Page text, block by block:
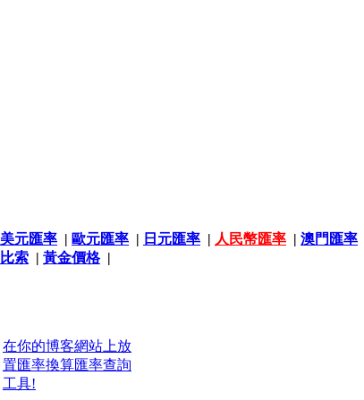
美元匯率 | 歐元匯率 | 日元匯率 | 人民幣匯率 | 澳門匯率
比索 | 黃金價格|
在你的博客網站上放
置匯率換算匯率查詢
工具!